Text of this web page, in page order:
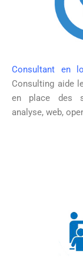
Consultant en
Consulting aide
en place des
analyse, web,